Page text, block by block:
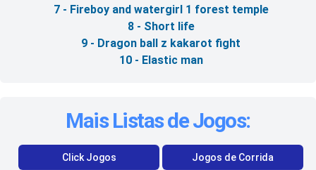
7 - Fireboy and watergirl 1 forest temple
8 - Short life
9 - Dragon ball z kakarot fight
10 - Elastic man
Mais Listas de Jogos:
Click Jogos Jogos de Corrida